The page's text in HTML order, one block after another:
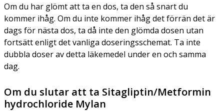
Om du har glömt att ta en dos, ta den så snart du
kommer ihåg. Om du inte kommer ihåg det förrän det är
dags för nästa dos, ta då inte den glömda dosen utan
fortsätt enligt det vanliga doseringsschemat. Ta inte
dubbla doser av detta läkemedel under en och samma
dag.
Om du slutar att ta Sitagliptin/Metformin
hydrochloride Mylan